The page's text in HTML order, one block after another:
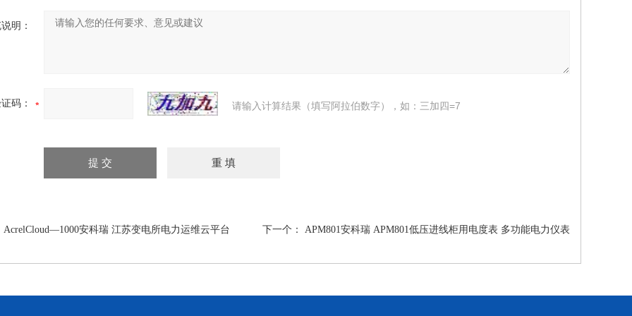
明：
码： 请输入计算结果（填写阿拉伯数字），如：三加四=7
AcrelCloud—1000安科瑞 江苏变电所电力运维云平台 下一个： APM801安科瑞 APM801低压进线柜用电度表 多功能电力仪表